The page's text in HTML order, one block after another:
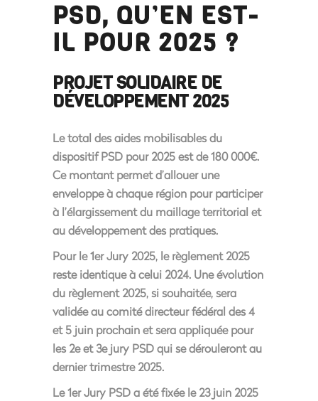
PSD, QU’EN EST-
IL POUR 2025 ?
PROJET SOLIDAIRE DE
DÉVELOPPEMENT 2025
Le total des aides mobilisables du
dispositif PSD pour 2025 est de 180 000€.
Ce montant permet d’allouer une
enveloppe à chaque région pour participer
à l’élargissement du maillage territorial et
au développement des pratiques.
Pour le 1er Jury 2025, le règlement 2025
reste identique à celui 2024. Une évolution
du règlement 2025, si souhaitée, sera
validée au comité directeur fédéral des 4
et 5 juin prochain et sera appliquée pour
les 2e et 3e jury PSD qui se dérouleront au
dernier trimestre 2025.
Le 1er Jury PSD a été fixée le 23 juin 2025